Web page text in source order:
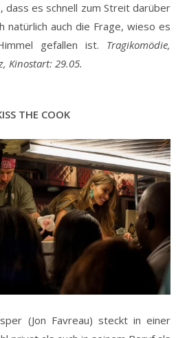
dass es schnell zum Streit darüber
natürlich auch die Frage, wieso es
gefallen ist. Tragikomödie,
Kinostart: 29.05.
THE COOK
(Jon Favreau) steckt in einer